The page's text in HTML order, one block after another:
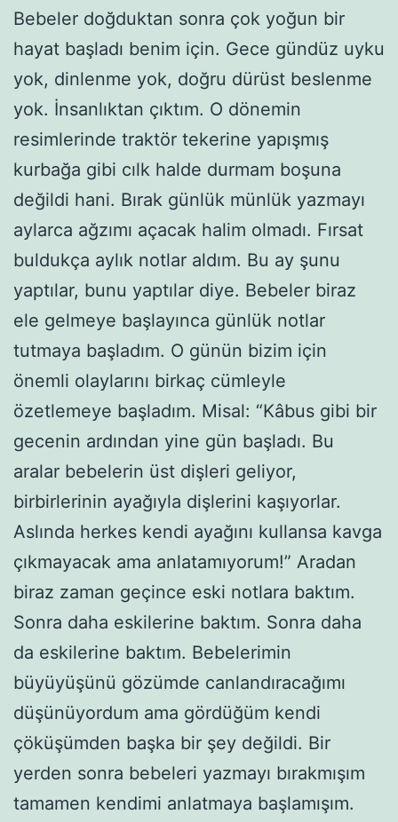
Bebeler doğduktan sonra çok yoğun bir
hayat başladı benim için. Gece gündüz uyku
yok, dinlenme yok, doğru dürüst beslenme
yok. İnsanlıktan çıktım. O dönemin
resimlerinde traktör tekerine yapışmış
kurbağa gibi cılk halde durmam boşuna
değildi hani. Bırak günlük münlük yazmayı
aylarca ağzımı açacak halim olmadı. Fırsat
buldukça aylık notlar aldım. Bu ay şunu
yaptılar, bunu yaptılar diye. Bebeler biraz
ele gelmeye başlayınca günlük notlar
tutmaya başladım. O günün bizim için
önemli olaylarını birkaç cümleyle
özetlemeye başladım. Misal: “Kâbus gibi bir
gecenin ardından yine gün başladı. Bu
aralar bebelerin üst dişleri geliyor,
birbirlerinin ayağıyla dişlerini kaşıyorlar.
Aslında herkes kendi ayağını kullansa kavga
çıkmayacak ama anlatamıyorum!” Aradan
biraz zaman geçince eski notlara baktım.
Sonra daha eskilerine baktım. Sonra daha
da eskilerine baktım. Bebelerimin
büyüyüşünü gözümde canlandıracağımı
düşünüyordum ama gördüğüm kendi
çöküşümden başka bir şey değildi. Bir
yerden sonra bebeleri yazmayı bırakmışım
tamamen kendimi anlatmaya başlamışım.